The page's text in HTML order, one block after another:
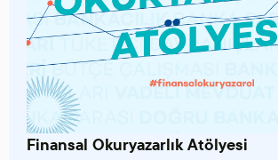
Finansal Okuryazarlık Atölyesi